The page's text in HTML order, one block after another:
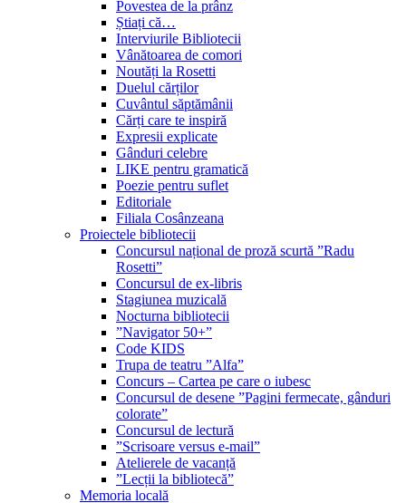
Povestea de la prânz
Știați că…
Interviurile Bibliotecii
Vânătoarea de comori
Noutăți la Rosetti
Duelul cărților
Cuvântul săptămânii
Cărți care te inspiră
Expresii explicate
Gânduri celebre
LIKE pentru gramatică
Poezie pentru suflet
Editoriale
Filiala Cosânzeana
Proiectele bibliotecii
Concursul național de proză scurtă ”Radu
Rosetti”
Concursul de ex-libris
Stagiunea muzicală
Nocturna bibliotecii
”Navigator 50+”
Code KIDS
Trupa de teatru ”Alfa”
Concurs – Cartea pe care o iubesc
Concursul de desene ”Pagini fermecate, gânduri
colorate”
Concursul de lectură
”Scrisoare versus e-mail”
Atelierele de vacanță
”Lecții la bibliotecă”
Memoria locală